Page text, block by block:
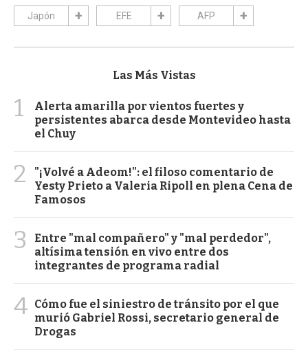
Japón EFE AFP
Las Más Vistas
1
Alerta amarilla por vientos fuertes y
persistentes abarca desde Montevideo hasta
el Chuy
2
"¡Volvé a Adeom!": el filoso comentario de
Yesty Prieto a Valeria Ripoll en plena Cena de
Famosos
3
Entre "mal compañero" y "mal perdedor",
altísima tensión en vivo entre dos
integrantes de programa radial
4 Cómo fue el siniestro de tránsito por el que
murió Gabriel Rossi, secretario general de
Drogas